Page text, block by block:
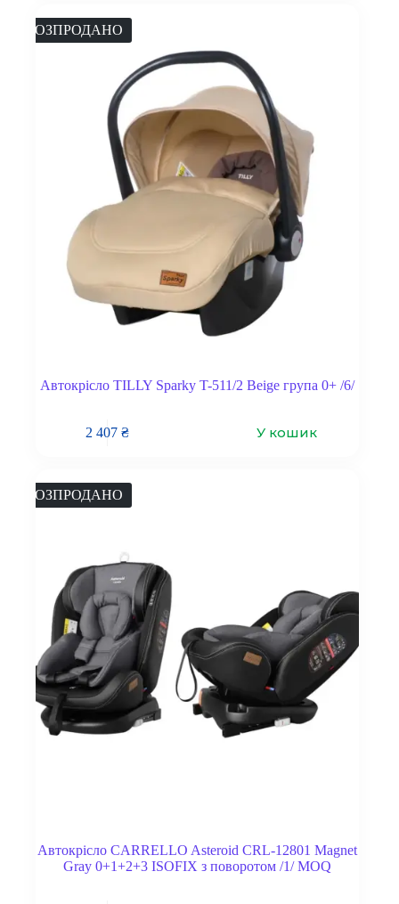
РОЗПРОДАНО
Автокрісло TILLY Sparky T-511/2 Beige група 0+ /6/
2 407₴ У кошик
РОЗПРОДАНО
Автокрісло CARRELLO Asteroid CRL-12801 Magnet
Gray 0+1+2+3 ISOFIX з поворотом /1/ MOQ